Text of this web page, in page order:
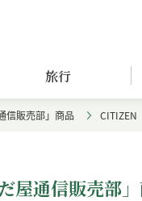
旅行
信販売部」商品 CITIZEN
屋通信販売部